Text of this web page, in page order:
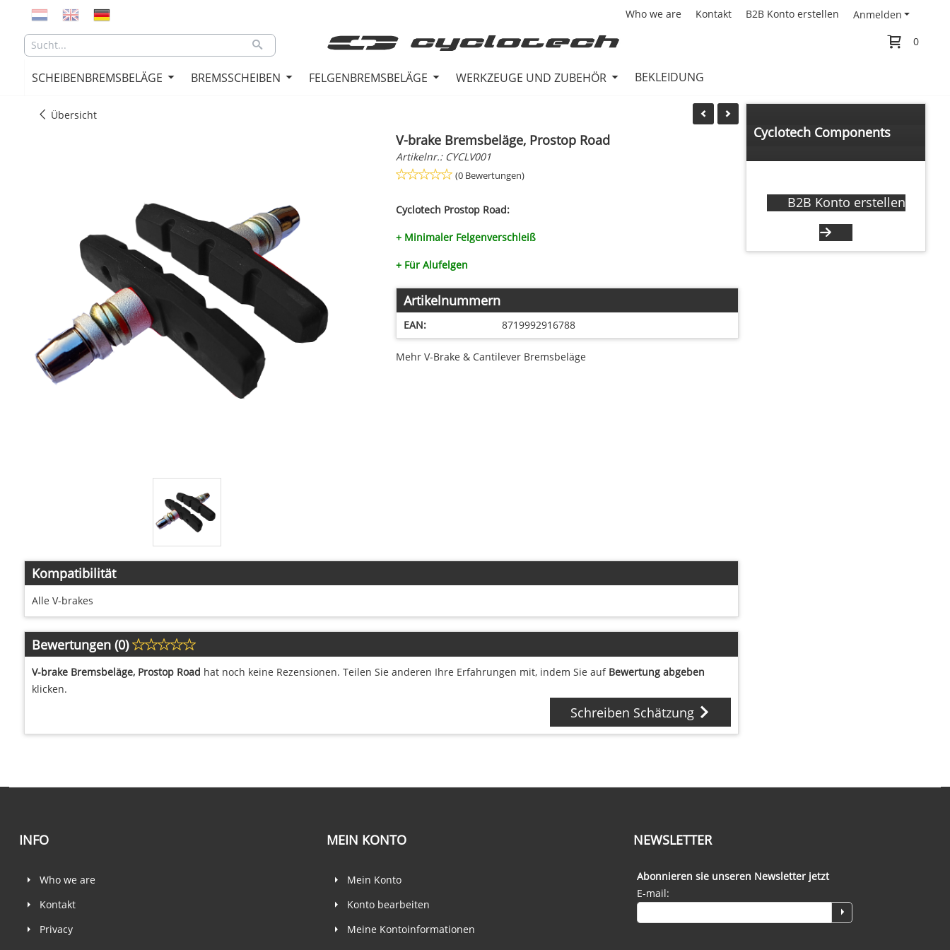
Anmelden
Who we are Kontakt B2B Konto erstellen
0
SCHEIBENBREMSBELÄGE BREMSSCHEIBEN FELGENBREMSBELÄGE WERKZEUGE UND ZUBEHÖR BEKLEIDUNG
Übersicht
V-brake Bremsbeläge, Prostop Road
Artikelnr.: CYCLV001
(0 Bewertungen)
Cyclotech Prostop Road:
+ Minimaler Felgenverschleiß
+ Für Alufelgen
Artikelnummern
EAN: 8719992916788
Mehr V-Brake & Cantilever Bremsbeläge
Kompatibilität
Alle V-brakes
Bewertungen (0)
V-brake Bremsbeläge, Prostop Road hat noch keine Rezensionen. Teilen Sie anderen Ihre Erfahrungen mit, indem Sie auf Bewertung abgeben
klicken.
Schreiben Schätzung
Cyclotech Components
B2B Konto erstellen
INFO
Who we are
Kontakt
Privacy
MEIN KONTO
Mein Konto
Konto bearbeiten
Meine Kontoinformationen
NEWSLETTER
Abonnieren sie unseren Newsletter jetzt
E-mail: